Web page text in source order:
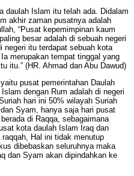
daulah Islam itu telah ada. Didalam
akhir zaman pusatnya adalah
“Pusat kepemimpinan kaum
besar adalah di sebuah negeri
negeri itu terdapat sebuah kota
merupakan tempat tinggal yang
itu.” (HR. Ahmad dan Abu Dawud)
pusat pemerintahan Daulah
dengan Rum adalah di negeri
hari ini 50% wilayah Suriah
Syam, hanya saja hari pusat
di Raqqa, sebagaimana
kota daulah Islam Iraq dan
Hal ini tidak menutup
dibebaskan seluruhnya maka
dan Syam akan dipindahkan ke